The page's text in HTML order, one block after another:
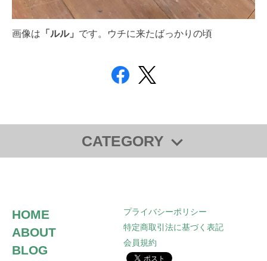
画像は 「ルル」 です。ウチに来たばっかりの頃
CATEGORY
ドッグフード ミュージック
HOME
ABOUT
BLOG
プライバシーポリシー
特定商取引法に基づく表記
会員規約